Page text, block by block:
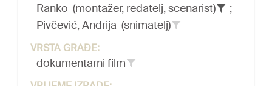
Ranko (montažer, redatelj, scenarist)
;
Pivčević, Andrija (snimatelj)
VRSTA GRAĐE:
dokumentarni film